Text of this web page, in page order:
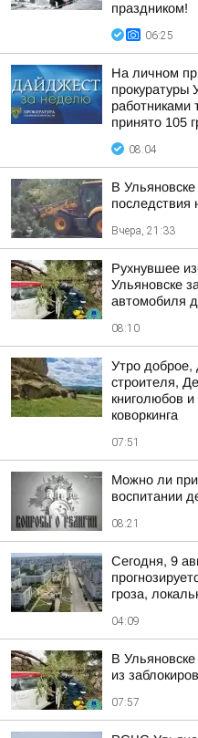
праздником!
06:25
На личном
прокуратуры
работниками
принято 105
08:04
В
последствия
Вчера, 21:33
Рухнувшее
Ульяновске
автомобиля
08:10
Утро доброе,
строителя,
книголюбов
коворкинга
07:51
Можно ли
воспитании
08:21
Сегодня, 9
гроза,
04:09
В
из
07:57